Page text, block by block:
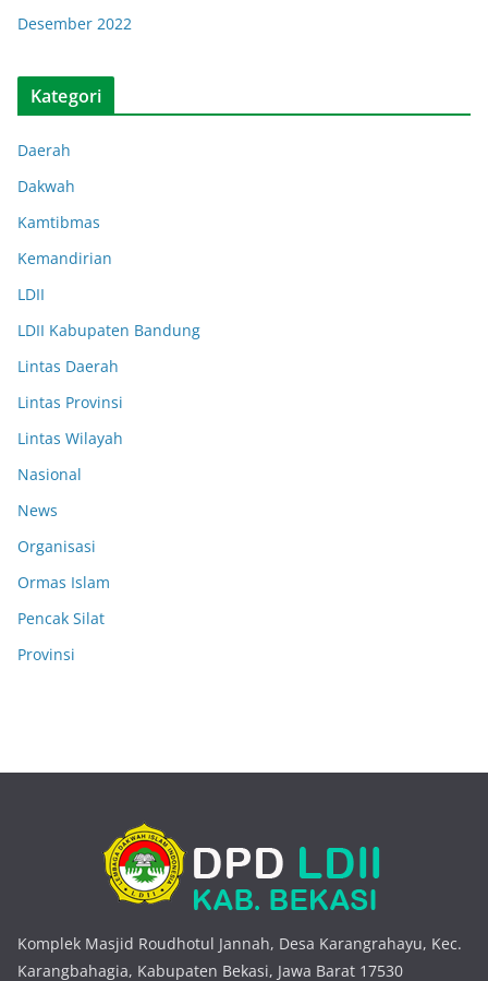
Desember 2022
Kategori
Daerah
Dakwah
Kamtibmas
Kemandirian
LDII
LDII Kabupaten Bandung
Lintas Daerah
Lintas Provinsi
Lintas Wilayah
Nasional
News
Organisasi
Ormas Islam
Pencak Silat
Provinsi
Komplek Masjid Roudhotul Jannah, Desa Karangrahayu, Kec.
Karangbahagia, Kabupaten Bekasi, Jawa Barat 17530